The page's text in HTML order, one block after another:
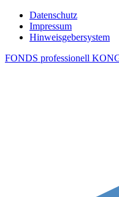
Datenschutz
Impressum
Hinweisgebersystem
FONDS professionell